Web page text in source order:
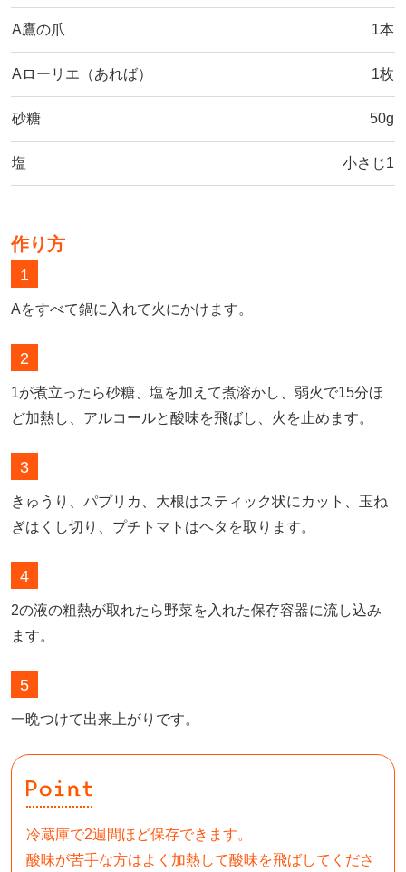
A鷹の爪 1本
Aローリエ（あれば） 1枚
砂糖 50g
塩 小さじ1
作り方
1
Aをすべて鍋に入れて火にかけます。
2
1が煮立ったら砂糖、塩を加えて煮溶かし、弱火で15分ほ
ど加熱し、アルコールと酸味を飛ばし、火を止めます。
3
きゅうり、パプリカ、大根はスティック状にカット、玉ね
ぎはくし切り、プチトマトはヘタを取ります。
4
2の液の粗熱が取れたら野菜を入れた保存容器に流し込み
ます。
5
一晩つけて出来上がりです。
冷蔵庫で2週間ほど保存できます。
酸味が苦手な方はよく加熱して酸味を飛ばしてくださ